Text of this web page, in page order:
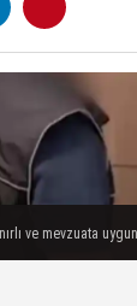
ve mevzuata